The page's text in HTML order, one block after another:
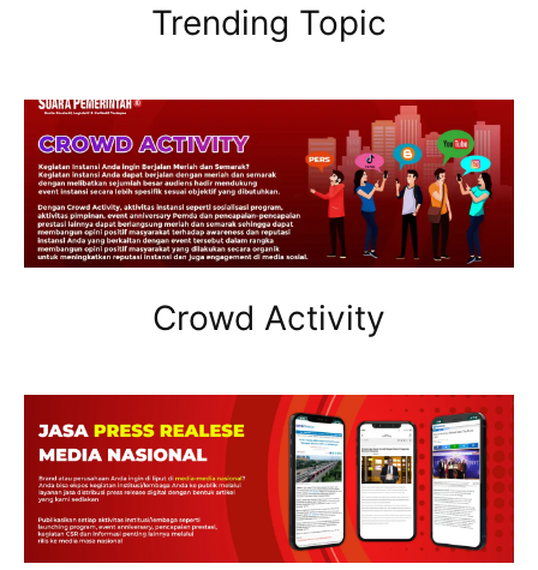
Trending Topic
Crowd Activity